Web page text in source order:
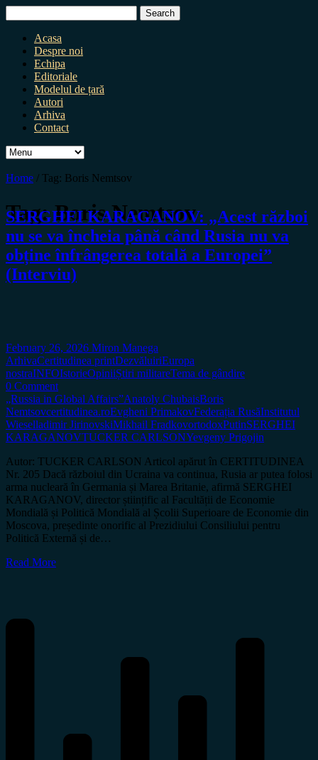
for:
Acasa
Despre noi
Echipa
Editoriale
Modelul de țară
Autori
Arhiva
Contact
Home / Tag: Boris Nemtsov
Tag:Boris Nemtsov
SERGHEI KARAGANOV: „Acest război
nu se va încheia până când Rusia nu va
obține înfrângerea totală a Europei”
(Interviu)
February 26, 2026 Miron Manega
ArhivaCertitudinea printDezvăluiriEuropa
nostraINFOIstorieOpiniiȘtiri militareTema de gândire
0 Comment
„Russia in Global Affairs”Anatoly ChubaisBoris
Nemtsovcertitudinea.roEvgheni PrimakovFederația RusăInstitutul
Wieselladimir JirinovskiMikhail FradkovortodoxPutinSERGHEI
KARAGANOVTUCKER CARLSONYevgeny Prigojin
Autor: TUCKER CARLSON Articol apărut în CERTITUDINEA
Nr. 205 Dacă războiul din Ucraina va continua, Rusia ar putea folosi
arma nucleară în Germania și Marea Britanie, afirmă SERGHEI
KARAGANOV, director științific al Facultății de Economie
Mondială și Politică Mondială al Școlii Superioare de Economie din
Moscova, președinte onorific al Prezidiului Consiliului pentru
Politică Externă și de…
Read More